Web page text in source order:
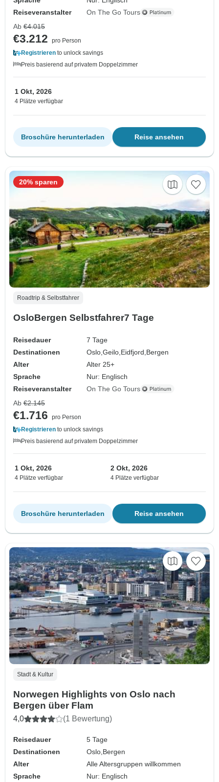
Reiseveranstalter
On The Go Tours
Ab €4.015
€3.212
pro Person
Registrieren to unlock savings
Preis basierend auf privatem Doppelzimmer
1 Okt, 2026
4 Plätze verfügbar
Reise ansehen
Broschüre herunterladen
Roadtrip & Selbstfahrer
OsloBergen Selbstfahrer7 Tage
Reisedauer
7 Tage
Destinationen
Oslo,Geilo, Eidfjord, Bergen
Alter
Alter 25+
Sprache
Nur: Englisch
Reiseveranstalter
On The Go Tours
20% sparen
Ab €2.145
€1.716
pro Person
Registrieren to unlock savings
Preis basierend auf privatem Doppelzimmer
1 Okt, 2026
4 Plätze verfügbar
2 Okt, 2026
4 Plätze verfügbar
Reise ansehen
Broschüre herunterladen
Stadt & Kultur
Norwegen Highlights von Oslo nach
Bergen über Flam
4,0 (1 Bewertung)
Reisedauer
5 Tage
Destinationen
Oslo, Bergen
Alter
Alle Altersgruppen willkommen
Sprache
Nur: Englisch